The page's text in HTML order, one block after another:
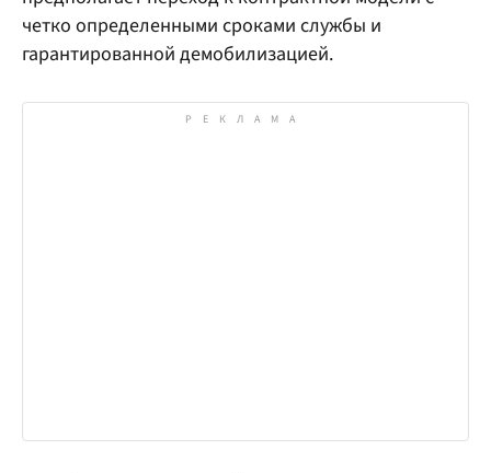
четко определенными сроками службы и
гарантированной демобилизацией.